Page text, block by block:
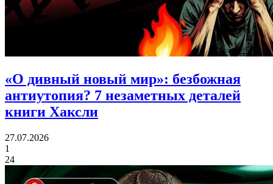
«О дивный новый мир»: безбожная
антиутопия? 7 незаметных деталей
книги Хаксли
27.07.2026
1
24